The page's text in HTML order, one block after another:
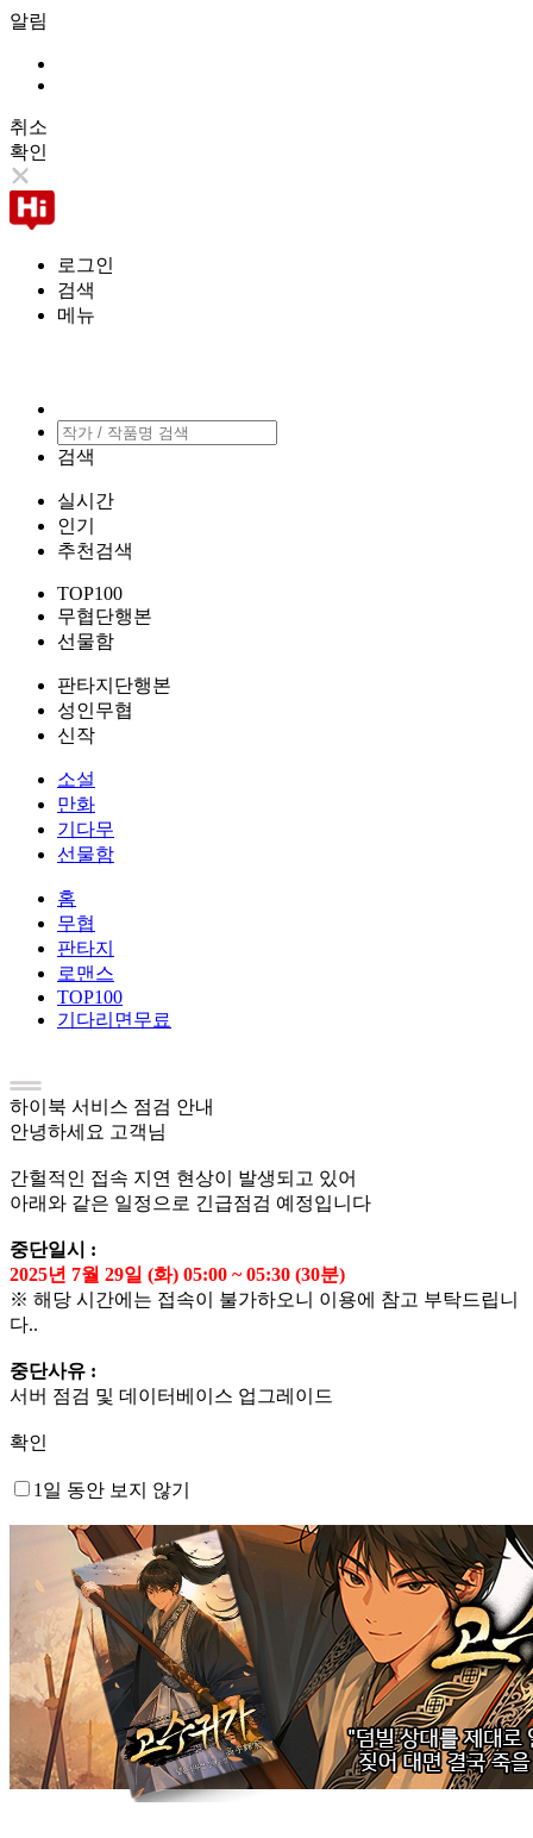
알림
취소
확인
로그인
검색
메뉴
검색
실시간
인기
추천검색
TOP100
무협단행본
선물함
판타지단행본
성인무협
신작
소설
만화
기다무
선물함
홈
무협
판타지
로맨스
TOP100
기다리면무료
하이북 서비스 점검 안내
안녕하세요 고객님
간헐적인 접속 지연 현상이 발생되고 있어
아래와 같은 일정으로 긴급점검 예정입니다
중단일시 :
2025년 7월 29일 (화) 05:00 ~ 05:30 (30분)
※ 해당 시간에는 접속이 불가하오니 이용에 참고 부탁드립니
다..
중단사유 :
서버 점검 및 데이터베이스 업그레이드
확인
1일 동안 보지 않기